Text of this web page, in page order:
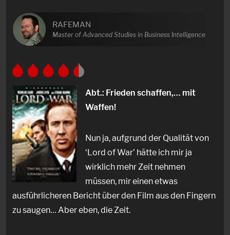
RAFEMAN
Master of Advanced Studies in Business Intelligence
Abt.: Frieden schaffen,… mit
Waffen!
Nun ja, aufgrund der Qualität von
‘Lord of War’ hätte ich mir ja
wirklich mehr Zeit nehmen
müssen, mir einen etwas
ausführlicheren Bericht über den Film aus den Fingern
zu saugen… Aber eben, die Zeit.